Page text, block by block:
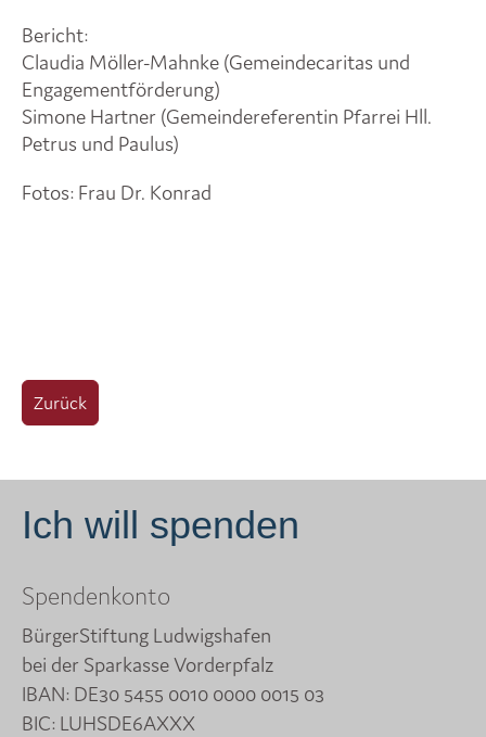
Bericht:
Claudia Möller-Mahnke (Gemeindecaritas und
Engagementförderung)
Simone Hartner (Gemeindereferentin Pfarrei Hll.
Petrus und Paulus)
Fotos: Frau Dr. Konrad
Zurück
Ich will spenden
Spendenkonto
BürgerStiftung Ludwigshafen
bei der Sparkasse Vorderpfalz
IBAN: DE30 5455 0010 0000 0015 03
BIC: LUHSDE6AXXX